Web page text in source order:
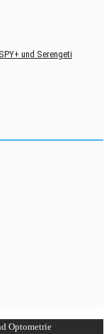
und Serengeti
Optometrie